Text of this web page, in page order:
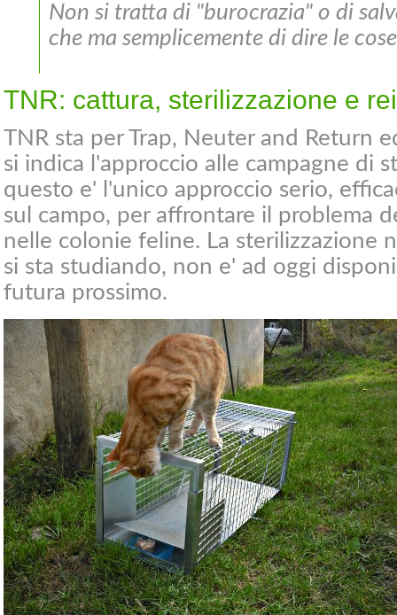
Non si tratta di "burocrazia" o di
che ma semplicemente di dire le
TNR: cattura, sterilizzazione e
TNR sta per Trap, Neuter and Return
si indica l'approccio alle campagne di
questo e' l'unico approccio serio,
sul campo, per affrontare il problema
nelle colonie feline. La sterilizzazione
si sta studiando, non e' ad oggi
futura prossimo.